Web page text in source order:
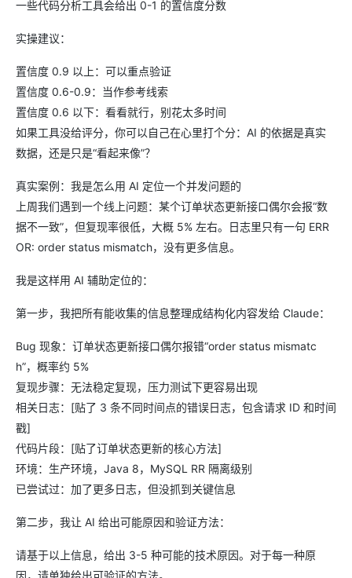
一些代码分析工具会给出 0-1 的置信度分数
实操建议：
置信度 0.9 以上：可以重点验证
置信度 0.6-0.9：当作参考线索
置信度 0.6 以下：看看就行，别花太多时间
如果工具没给评分，你可以自己在心里打个分：AI 的依据是真实
数据，还是只是“看起来像”？
真实案例：我是怎么用 AI 定位一个并发问题的
上周我们遇到一个线上问题：某个订单状态更新接口偶尔会报“数
据不一致”，但复现率很低，大概 5% 左右。日志里只有一句 ERR
OR: order status mismatch，没有更多信息。
我是这样用 AI 辅助定位的：
第一步，我把所有能收集的信息整理成结构化内容发给 Claude：
Bug 现象：订单状态更新接口偶尔报错“order status mismatc
h”，概率约 5%
复现步骤：无法稳定复现，压力测试下更容易出现
相关日志：[贴了 3 条不同时间点的错误日志，包含请求 ID 和时间
戳]
代码片段：[贴了订单状态更新的核心方法]
环境：生产环境，Java 8，MySQL RR 隔离级别
已尝试过：加了更多日志，但没抓到关键信息
第二步，我让 AI 给出可能原因和验证方法：
请基于以上信息，给出 3-5 种可能的技术原因。对于每一种原
因，请单独给出可验证的方法。